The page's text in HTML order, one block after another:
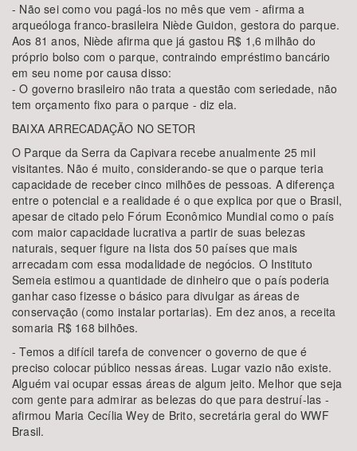
- Não sei como vou pagá-los no mês que vem - afirma a
arqueóloga franco-brasileira Niède Guidon, gestora do parque.
Aos 81 anos, Niède afirma que já gastou R$ 1,6 milhão do
próprio bolso com o parque, contraindo empréstimo bancário
em seu nome por causa disso:
- O governo brasileiro não trata a questão com seriedade, não
tem orçamento fixo para o parque - diz ela.
BAIXA ARRECADAÇÃO NO SETOR
O Parque da Serra da Capivara recebe anualmente 25 mil
visitantes. Não é muito, considerando-se que o parque teria
capacidade de receber cinco milhões de pessoas. A diferença
entre o potencial e a realidade é o que explica por que o Brasil,
apesar de citado pelo Fórum Econômico Mundial como o país
com maior capacidade lucrativa a partir de suas belezas
naturais, sequer figure na lista dos 50 países que mais
arrecadam com essa modalidade de negócios. O Instituto
Semeia estimou a quantidade de dinheiro que o país poderia
ganhar caso fizesse o básico para divulgar as áreas de
conservação (como instalar portarias). Em dez anos, a receita
somaria R$ 168 bilhões.
- Temos a difícil tarefa de convencer o governo de que é
preciso colocar público nessas áreas. Lugar vazio não existe.
Alguém vai ocupar essas áreas de algum jeito. Melhor que seja
com gente para admirar as belezas do que para destruí-las -
afirmou Maria Cecília Wey de Brito, secretária geral do WWF
Brasil.